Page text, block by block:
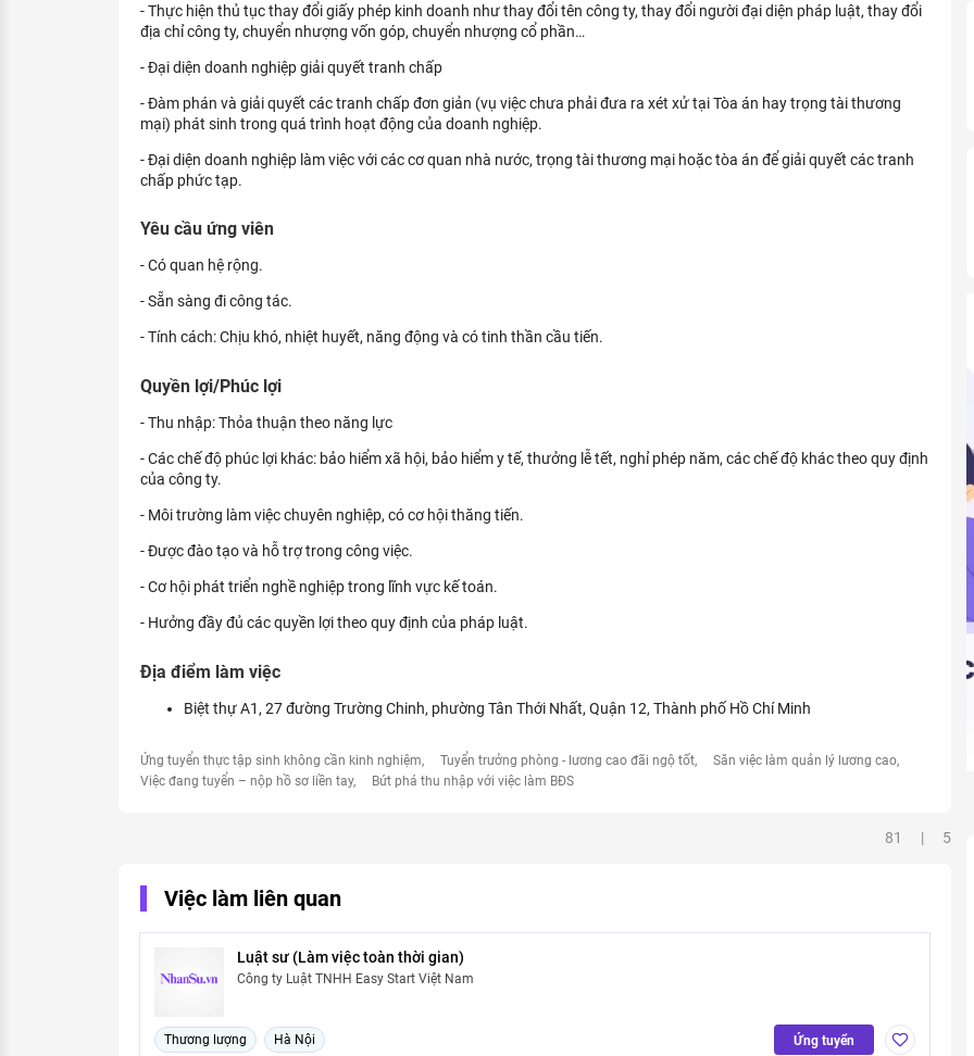
- Thực hiện thủ tục thay đổi giấy phép kinh doanh như thay đổi tên công ty, thay đổi người đại diện pháp luật, thay đổi
địa chỉ công ty, chuyển nhượng vốn góp, chuyển nhượng cổ phần…
- Đại diện doanh nghiệp giải quyết tranh chấp
- Đàm phán và giải quyết các tranh chấp đơn giản (vụ việc chưa phải đưa ra xét xử tại Tòa án hay trọng tài thương
mại) phát sinh trong quá trình hoạt động của doanh nghiệp.
- Đại diện doanh nghiệp làm việc với các cơ quan nhà nước, trọng tài thương mại hoặc tòa án để giải quyết các tranh
chấp phức tạp.
Yêu cầu ứng viên
- Có quan hệ rộng.
- Sẵn sàng đi công tác.
- Tính cách: Chịu khó, nhiệt huyết, năng động và có tinh thần cầu tiến.
Quyền lợi/Phúc lợi
- Thu nhập: Thỏa thuận theo năng lực
- Các chế độ phúc lợi khác: bảo hiểm xã hội, bảo hiểm y tế, thưởng lễ tết, nghỉ phép năm, các chế độ khác theo quy định
của công ty.
- Môi trường làm việc chuyên nghiệp, có cơ hội thăng tiến.
- Được đào tạo và hỗ trợ trong công việc.
- Cơ hội phát triển nghề nghiệp trong lĩnh vực kế toán.
- Hưởng đầy đủ các quyền lợi theo quy định của pháp luật.
Địa điểm làm việc
Biệt thự A1, 27 đường Trường Chinh, phường Tân Thới Nhất, Quận 12, Thành phố Hồ Chí Minh
Ứng tuyển thực tập sinh không cần kinh nghiệm Tuyển trưởng phòng - lương cao đãi ngộ tốt
Săn việc làm quản lý lương cao
Việc đang tuyển – nộp hồ sơ liền tay
Bứt phá thu nhập với việc làm BĐS
81 | 5
Việc làm liên quan
Luật sư (Làm việc toàn thời gian)
Công ty Luật TNHH Easy Start Việt Nam
Thương lượng Hà Nội Ứng tuyển